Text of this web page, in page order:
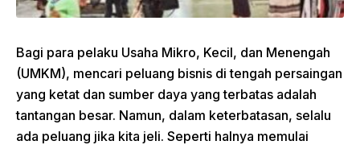
Bagi para pelaku Usaha Mikro, Kecil, dan Menengah
(UMKM), mencari peluang bisnis di tengah persaingan
yang ketat dan sumber daya yang terbatas adalah
tantangan besar. Namun, dalam keterbatasan, selalu
ada peluang jika kita jeli. Seperti halnya memulai